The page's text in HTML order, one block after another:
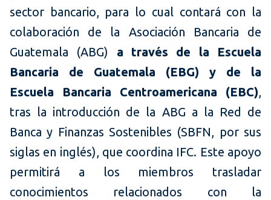
sector bancario, para lo cual contará con la
colaboración de la Asociación Bancaria de
Guatemala (ABG) a través de la Escuela
Bancaria de Guatemala (EBG) y de la
Escuela Bancaria Centroamericana (EBC),
tras la introducción de la ABG a la Red de
Banca y Finanzas Sostenibles (SBFN, por sus
siglas en inglés), que coordina IFC. Este apoyo
permitirá a los miembros trasladar
conocimientos relacionados con la